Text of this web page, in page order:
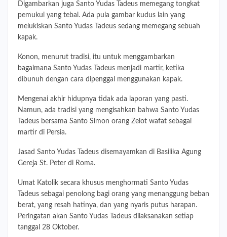
Digambarkan juga Santo Yudas Tadeus memegang tongkat
pemukul yang tebal. Ada pula gambar kudus lain yang
melukiskan Santo Yudas Tadeus sedang memegang sebuah
kapak.
Konon, menurut tradisi, itu untuk menggambarkan
bagaimana Santo Yudas Tadeus menjadi martir, ketika
dibunuh dengan cara dipenggal menggunakan kapak.
Mengenai akhir hidupnya tidak ada laporan yang pasti.
Namun, ada tradisi yang mengisahkan bahwa Santo Yudas
Tadeus bersama Santo Simon orang Zelot wafat sebagai
martir di Persia.
Jasad Santo Yudas Tadeus disemayamkan di Basilika Agung
Gereja St. Peter di Roma.
Umat Katolik secara khusus menghormati Santo Yudas
Tadeus sebagai penolong bagi orang yang menanggung beban
berat, yang resah hatinya, dan yang nyaris putus harapan.
Peringatan akan Santo Yudas Tadeus dilaksanakan setiap
tanggal 28 Oktober.